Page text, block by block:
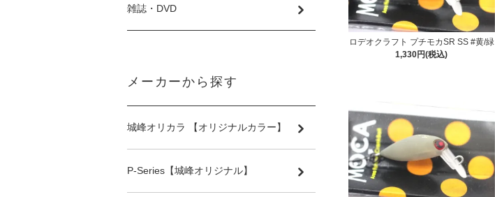
ロデオクラフト プチモカSR SS #黄/緑
1,330円(税込)
雑誌・DVD
メーカーから探す
城峰オリカラ 【オリジナルカラー】
P-Series【城峰オリジナル】